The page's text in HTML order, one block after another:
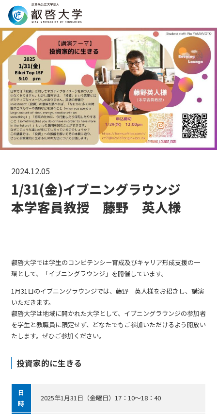
Search
2024.12.05
1/31(金)イブニングラウンジ
本学客員教授 藤野 英人様
叡啓大学では学生のコンピテンシー育成及びキャリア形成支援の一
環として、「イブニングラウンジ」を開催しています。
1月31日のイブニングラウンジでは、藤野 英人様をお招きし、講演
いただきます。
叡啓大学は地域に開かれた大学として、イブニングラウンジの参加者
を学生と教職員に限定せず、どなたでもご参加いただけるよう開放い
たします。ぜひご参加ください。
投資家的に生きる
日
時
2025年1月31日（金曜日）17：10～18：40